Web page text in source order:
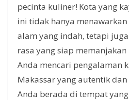
pecinta kuliner! Kota yang
ini tidak hanya
alam yang indah, tetapi
rasa yang siap memanjakan
Anda mencari pengalaman
Makassar yang autentik
Anda berada di tempat